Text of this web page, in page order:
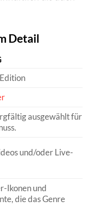
Detail
ausgewählt für
und/oder Live-
Ikonen und
die das Genre